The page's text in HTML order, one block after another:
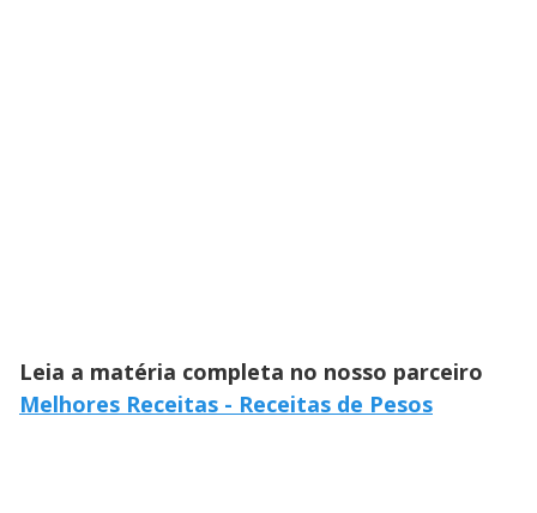
Leia a matéria completa no nosso parceiro
Melhores Receitas - Receitas de Pesos